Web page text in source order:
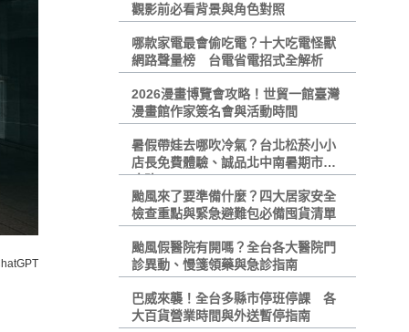
觀影前必看背景與角色對照
哪款家電最會偷吃電？十大吃電怪獸
網路聲量榜 台電省電招式全解析
2026漫畫博覽會攻略！世貿一館臺灣
漫畫館作家簽名會與活動時間
暑假帶娃去哪吹冷氣？台北松菸小小
店長免費體驗、誠品北中南暑期市集
攻略
颱風來了要準備什麼？四大居家安全
檢查重點與緊急避難包必備囤貨清單
颱風假醫院有開嗎？全台各大醫院門
診異動、慢箋領藥與急診指南
巴威來襲！全台多縣市停班停課 各
大百貨營業時間與外送暫停指南